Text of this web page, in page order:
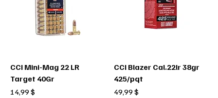
CCI Mini-Mag 22 LR
Target 40Gr
Prix
14,99 $
CCI Blazer Cal.22lr 38gr
425/pqt
Prix
49,99 $